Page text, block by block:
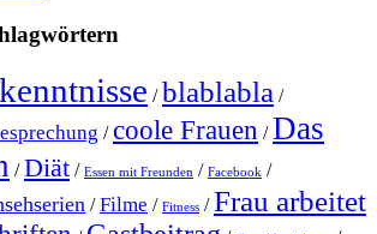
/blablabla /
/coole Frauen /Das
/Diät / Essen mit Freunden / Facebook /
/Filme / Fitness /Frau arbeitet